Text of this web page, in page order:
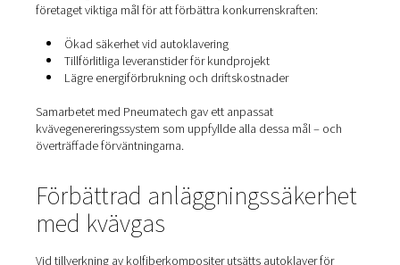
Kontakta våra kväveexperter
Varför byta till
Efter många års användning av kryogen gas
företaget viktiga mål för att förbättra konkurrenskraften: